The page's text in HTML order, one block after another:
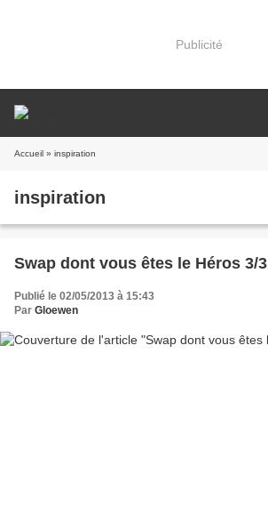
Publicité
Accueil » inspiration
inspiration
Swap dont vous êtes le Héros 3/3
Publié le 02/05/2013 à 15:43
Par Gloewen